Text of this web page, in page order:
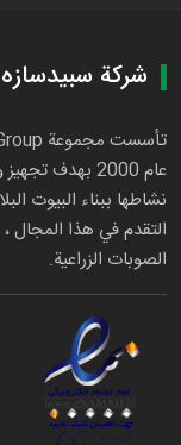
شركة
عام 2000 بهدف
نشاطها ببناء البيوت
التقدم في هذا المجال
الصوبات الزراعية.